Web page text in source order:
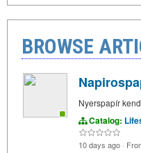
BROWSE
Nyerspapír
Catalog:
10 days ago ·